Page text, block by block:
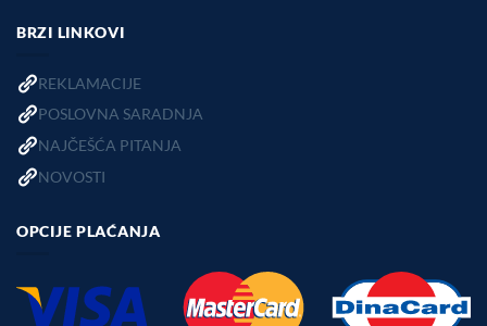
BRZI LINKOVI
REKLAMACIJE
POSLOVNA SARADNJA
NAJČEŠĆA PITANJA
NOVOSTI
OPCIJE PLAĆANJA